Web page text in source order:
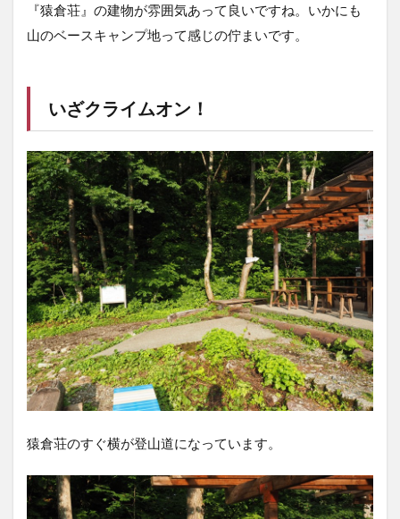
『猿倉荘』の建物が雰囲気あって良いですね。いかにも
山のベースキャンプ地って感じの佇まいです。
いざクライムオン！
猿倉荘のすぐ横が登山道になっています。